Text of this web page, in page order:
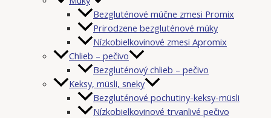
Bezgluténové múčne zmesi Promix
Prirodzene bezgluténové múky
Nízkobielkovinové zmesi Apromix
Chlieb – pečivo
Bezgluténový chlieb – pečivo
Keksy, müsli, sneky
Bezgluténové pochutiny-keksy-müsli
Nízkobielkovinové trvanlivé pečivo